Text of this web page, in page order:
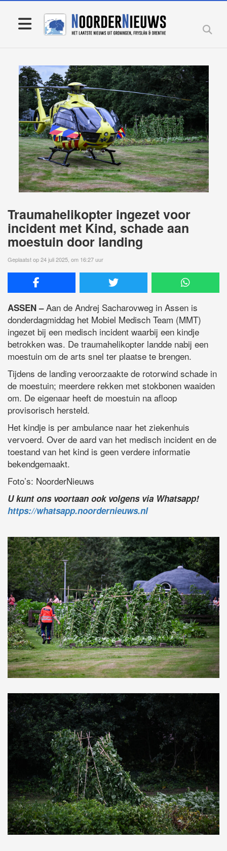
Traumahelikopter ingezet voor
incident met Kind, schade aan
moestuin door landing
Geplaatst op 24 juli 2025, om 16:27 uur
ASSEN –Aan de Andrej Sacharovweg in Assen is
donderdagmiddag het Mobiel Medisch Team (MMT)
ingezet bij een medisch incident waarbij een kindje
betrokken was. De traumahelikopter landde nabij een
moestuin om de arts snel ter plaatse te brengen.
Tijdens de landing veroorzaakte de rotorwind schade in
de moestuin; meerdere rekken met stokbonen waaiden
om. De eigenaar heeft de moestuin na afloop
provisorisch hersteld.
Het kindje is per ambulance naar het ziekenhuis
vervoerd. Over de aard van het medisch incident en de
toestand van het kind is geen verdere informatie
bekendgemaakt.
Foto’s: NoorderNieuws
U kunt ons voortaan ook volgens via Whatsapp!
https://whatsapp.noordernieuws.nl